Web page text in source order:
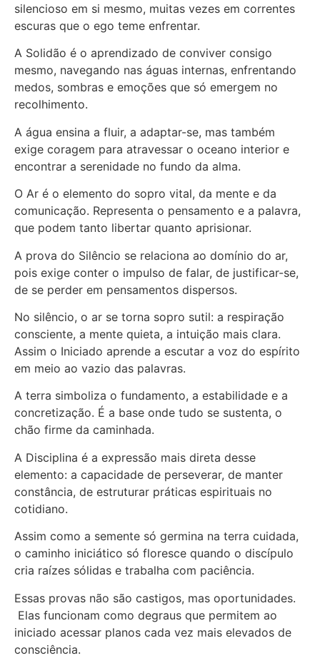
silencioso em si mesmo, muitas vezes em correntes
escuras que o ego teme enfrentar.
A Solidão é o aprendizado de conviver consigo
mesmo, navegando nas águas internas, enfrentando
medos, sombras e emoções que só emergem no
recolhimento.
A água ensina a fluir, a adaptar-se, mas também
exige coragem para atravessar o oceano interior e
encontrar a serenidade no fundo da alma.
O Ar é o elemento do sopro vital, da mente e da
comunicação. Representa o pensamento e a palavra,
que podem tanto libertar quanto aprisionar.
A prova do Silêncio se relaciona ao domínio do ar,
pois exige conter o impulso de falar, de justificar-se,
de se perder em pensamentos dispersos.
No silêncio, o ar se torna sopro sutil: a respiração
consciente, a mente quieta, a intuição mais clara.
Assim o Iniciado aprende a escutar a voz do espírito
em meio ao vazio das palavras.
A terra simboliza o fundamento, a estabilidade e a
concretização. É a base onde tudo se sustenta, o
chão firme da caminhada.
A Disciplina é a expressão mais direta desse
elemento: a capacidade de perseverar, de manter
constância, de estruturar práticas espirituais no
cotidiano.
Assim como a semente só germina na terra cuidada,
o caminho iniciático só floresce quando o discípulo
cria raízes sólidas e trabalha com paciência.
Essas provas não são castigos, mas oportunidades.
Elas funcionam como degraus que permitem ao
iniciado acessar planos cada vez mais elevados de
consciência.